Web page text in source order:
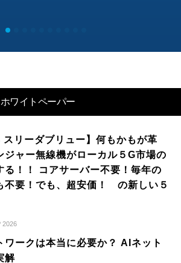
ホワイトペーパー
スリーダブリュー】何もかもが革
ジャー無線機がローカル５G市場の
る！！ コアサーバー不要！毎年の
不要！でも、超安価！ の新しい５
2026
ワークは本当に必要か？ AIネット
解